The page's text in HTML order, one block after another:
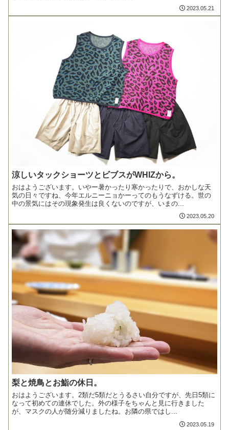
2023.05.21
涼しいタックショーツとビブスがWHIZから。
おはようございます。いやー暑かったり寒かったりで、おかしな天
気の日々ですね、今年エルニーニョかーってのもうなずける。世の
中の景気にはその現象発生は良くないのですが、いまの...
2023.05.20
梨と焼鳥とお鮨の休日。
おはようございます。2類だ5類だとうるさい自分ですが、先日5類に
なって初めての連休でした。外の様子をちゃんと見に行きました
が、マスクの人が随分減りましたね。お隣の県ではし...
2023.05.19